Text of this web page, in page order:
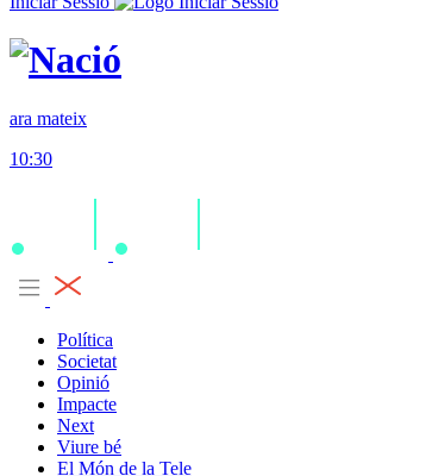
ara mateix
10:30
Política
Societat
Opinió
Impacte
Next
Viure bé
El Món de la Tele